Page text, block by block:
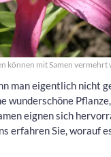
können mit Samen vermehrt
man eigentlich nicht
wunderschöne
eignen sich
erfahren Sie, worauf